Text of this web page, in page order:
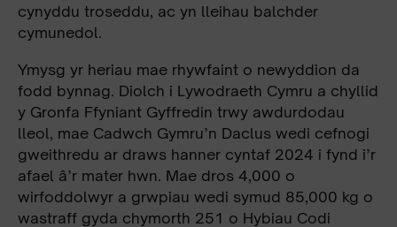
cynyddu troseddu, ac yn lleihau balchder
cymunedol.
Ymysg yr heriau mae rhywfaint o newyddion da
fodd bynnag. Diolch i Lywodraeth Cymru a chyllid
y Gronfa Ffyniant Gyffredin trwy awdurdodau
lleol, mae Cadwch Gymru’n Daclus wedi cefnogi
gweithredu ar draws hanner cyntaf 2024 i fynd i’r
afael â’r mater hwn. Mae dros 4,000 o
wirfoddolwyr a grwpiau wedi symud 85,000 kg o
wastraff gyda chymorth 251 o Hybiau Codi